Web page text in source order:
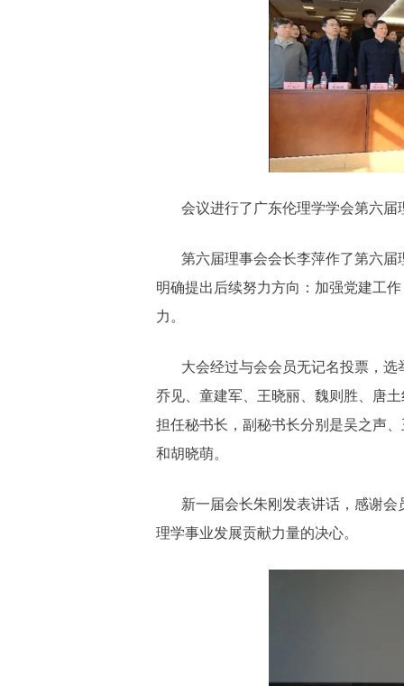
会议进行了广东伦理学学会第六
第六届理事会会长李萍作了第六
明确提出后续努力方向：加强党建工
力。
大会经过与会会员无记名投票，
乔见、童建军、王晓丽、魏则胜、唐
担任秘书长，副秘书长分别是吴之声
和胡晓萌。
新一届会长朱刚发表讲话，感谢
理学事业发展贡献力量的决心。